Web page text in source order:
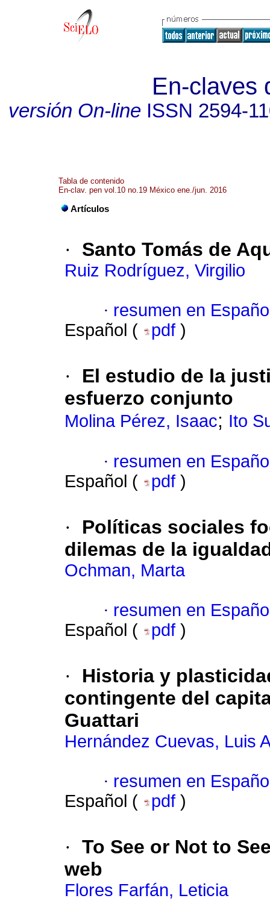
En-claves
versión On-lineISSN 2594-
Tabla de contenido
En-clav. pen vol.10 no.19 México ene./jun. 2016
Artículos
· Santo Tomás de
Ruiz Rodríguez, Virgilio
· resumen en
Español (
pdf )
·
El estudio de la
esfuerzo conjunto
Molina Pérez, Isaac; Ito
· resumen en
Español (
pdf )
·
Políticas sociales
dilemas de la
Ochman, Marta
· resumen en
Español (
pdf )
·
Historia y
contingente del
Guattari
Hernández Cuevas, Luis
· resumen en
Español (
pdf )
· To See or Not to
web
Flores Farfán, Leticia